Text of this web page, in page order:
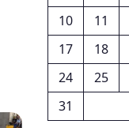
10
11
17
18
24
25
31